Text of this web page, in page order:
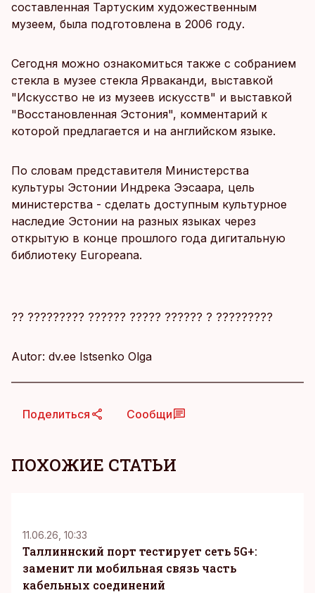
составленная Тартуским художественным
музеем, была подготовлена в 2006 году.
Сегодня можно ознакомиться также с собранием
стекла в музее стекла Ярваканди, выставкой
"Искусство не из музеев искусств" и выставкой
"Восстановленная Эстония", комментарий к
которой предлагается и на английском языке.
По словам представителя Министерства
культуры Эстонии Индрека Ээсаара, цель
министерства - сделать доступным культурное
наследие Эстонии на разных языках через
открытую в конце прошлого года дигитальную
библиотеку Europeana.
?? ????????? ?????? ????? ?????? ? ?????????
Autor: dv.ee Istsenko Olga
Поделиться Сообщи
ПОХОЖИЕ СТАТЬИ
11.06.26, 10:33
Таллиннский порт тестирует сеть 5G+:
заменит ли мобильная связь часть
кабельных соединений